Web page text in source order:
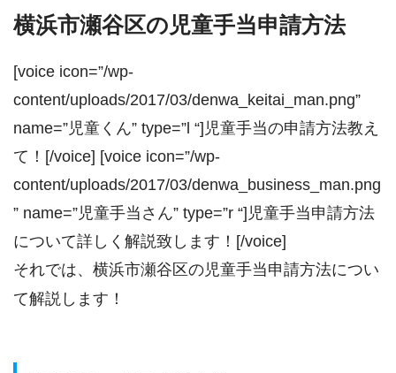
横浜市瀬谷区の児童手当申請方法
[voice icon=”/wp-
content/uploads/2017/03/denwa_keitai_man.png”
name=”児童くん” type=”l “]児童手当の申請方法教え
て！[/voice] [voice icon=”/wp-
content/uploads/2017/03/denwa_business_man.png
” name=”児童手当さん” type=”r “]児童手当申請方法
について詳しく解説致します！[/voice]
それでは、横浜市瀬谷区の児童手当申請方法につい
て解説します！